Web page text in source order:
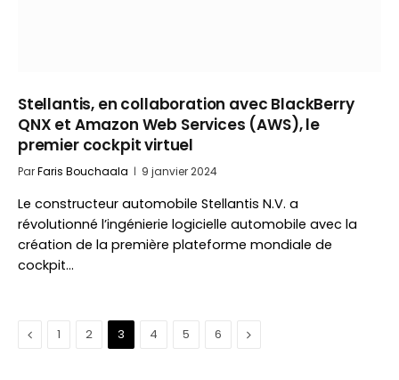
Stellantis, en collaboration avec BlackBerry
QNX et Amazon Web Services (AWS), le
premier cockpit virtuel
ParFaris Bouchaala 9 janvier 2024
Le constructeur automobile Stellantis N.V. a
révolutionné l’ingénierie logicielle automobile avec la
création de la première plateforme mondiale de
cockpit…
Précédent
1 2 3 4 5 6 Suivant